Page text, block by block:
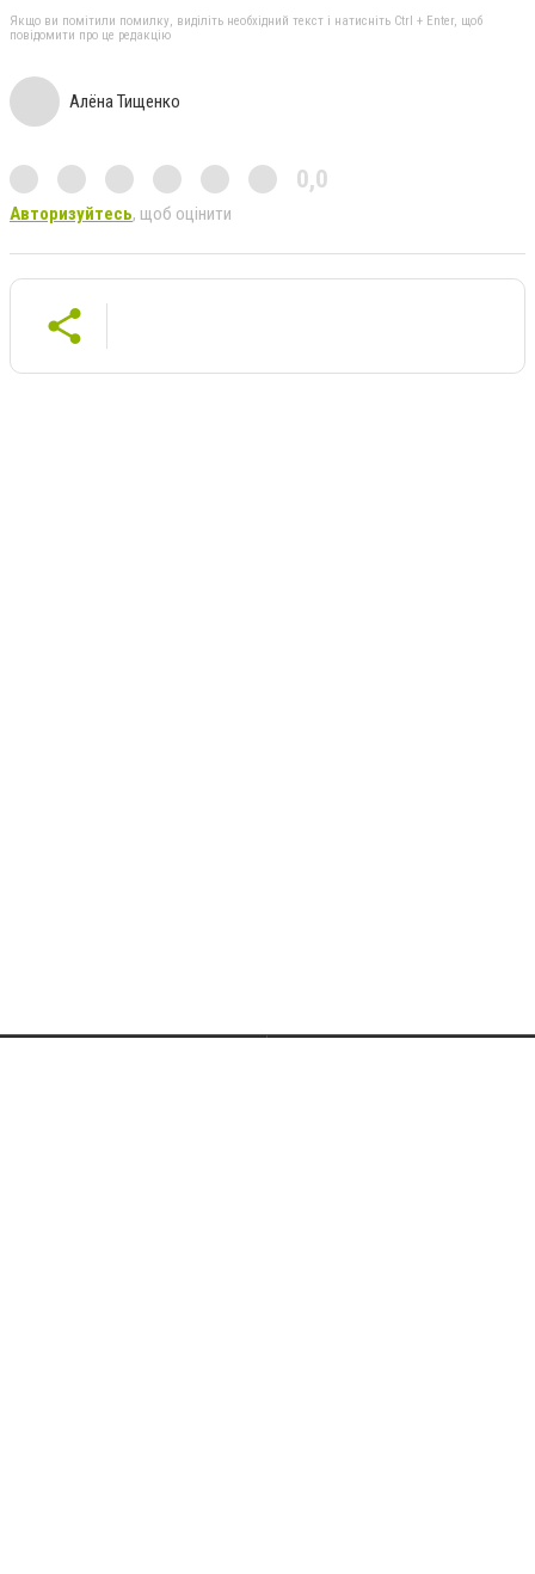
Якщо ви помітили помилку, виділіть необхідний текст і натисніть Ctrl + Enter, щоб
повідомити про це редакцію
Алёна Тищенко
0,0
Авторизуйтесь, щоб оцінити